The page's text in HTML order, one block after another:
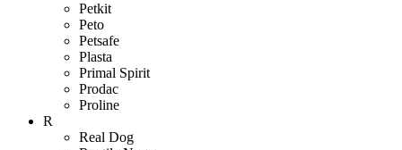
Petkit
Peto
Petsafe
Plasta
Primal Spirit
Prodac
Proline
R
Real Dog